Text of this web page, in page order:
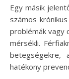
Egy másik
számos
problémák vagy
mérsékli.
hatékony